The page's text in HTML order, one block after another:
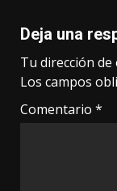
Deja una
Tu dirección
Los campos
Comentario *